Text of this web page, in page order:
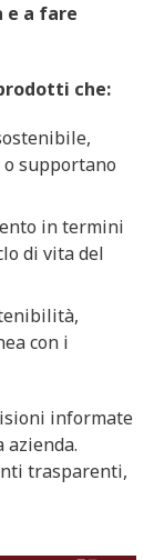
e a fare
che:
supportano
in termini
di vita del
con i
informate
azienda.
trasparenti,